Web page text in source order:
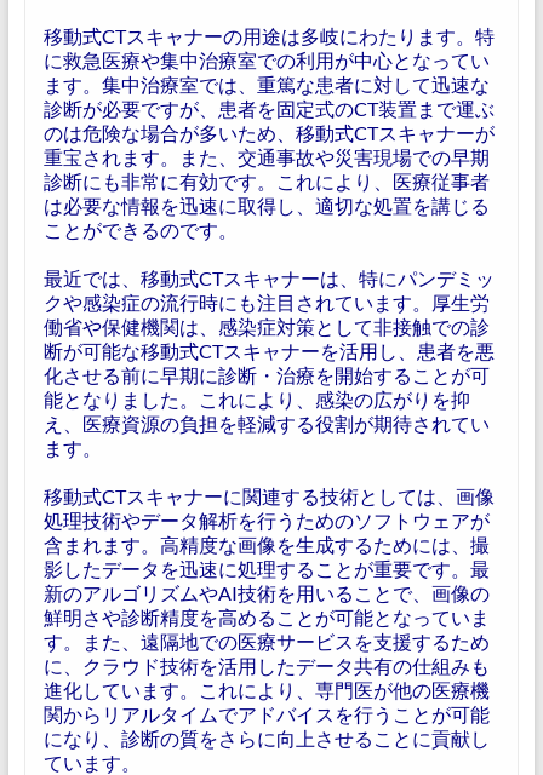
移動式CTスキャナーの用途は多岐にわたります。特
に救急医療や集中治療室での利用が中心となってい
ます。集中治療室では、重篤な患者に対して迅速な
診断が必要ですが、患者を固定式のCT装置まで運ぶ
のは危険な場合が多いため、移動式CTスキャナーが
重宝されます。また、交通事故や災害現場での早期
診断にも非常に有効です。これにより、医療従事者
は必要な情報を迅速に取得し、適切な処置を講じる
ことができるのです。
最近では、移動式CTスキャナーは、特にパンデミッ
クや感染症の流行時にも注目されています。厚生労
働省や保健機関は、感染症対策として非接触での診
断が可能な移動式CTスキャナーを活用し、患者を悪
化させる前に早期に診断・治療を開始することが可
能となりました。これにより、感染の広がりを抑
え、医療資源の負担を軽減する役割が期待されてい
ます。
移動式CTスキャナーに関連する技術としては、画像
処理技術やデータ解析を行うためのソフトウェアが
含まれます。高精度な画像を生成するためには、撮
影したデータを迅速に処理することが重要です。最
新のアルゴリズムやAI技術を用いることで、画像の
鮮明さや診断精度を高めることが可能となっていま
す。また、遠隔地での医療サービスを支援するため
に、クラウド技術を活用したデータ共有の仕組みも
進化しています。これにより、専門医が他の医療機
関からリアルタイムでアドバイスを行うことが可能
になり、診断の質をさらに向上させることに貢献し
ています。